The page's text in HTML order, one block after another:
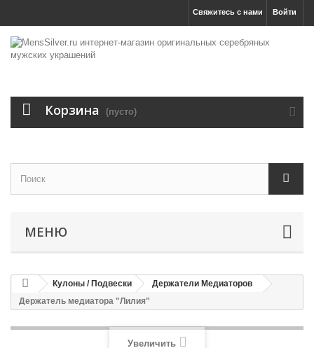
Войти
Свяжитесь с нами
Корзина (пусто)
МЕНЮ
Кулоны / Подвески
Держатели Медиаторов
Держатель медиатора "Лилия"
Увеличить